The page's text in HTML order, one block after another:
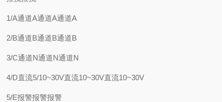
1/A通道A通道A通道A
2/B通道B通道B通道B
3/C通道N通道N通道N
4/D直流5/10~30V直流10~30V直流10~30V
5/E报警报警报警